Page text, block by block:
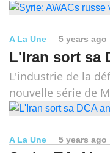
A La Une 5 years ago
L'Iran sort sa
L'industrie de la
nouvelle série de
A La Une 5 years ago